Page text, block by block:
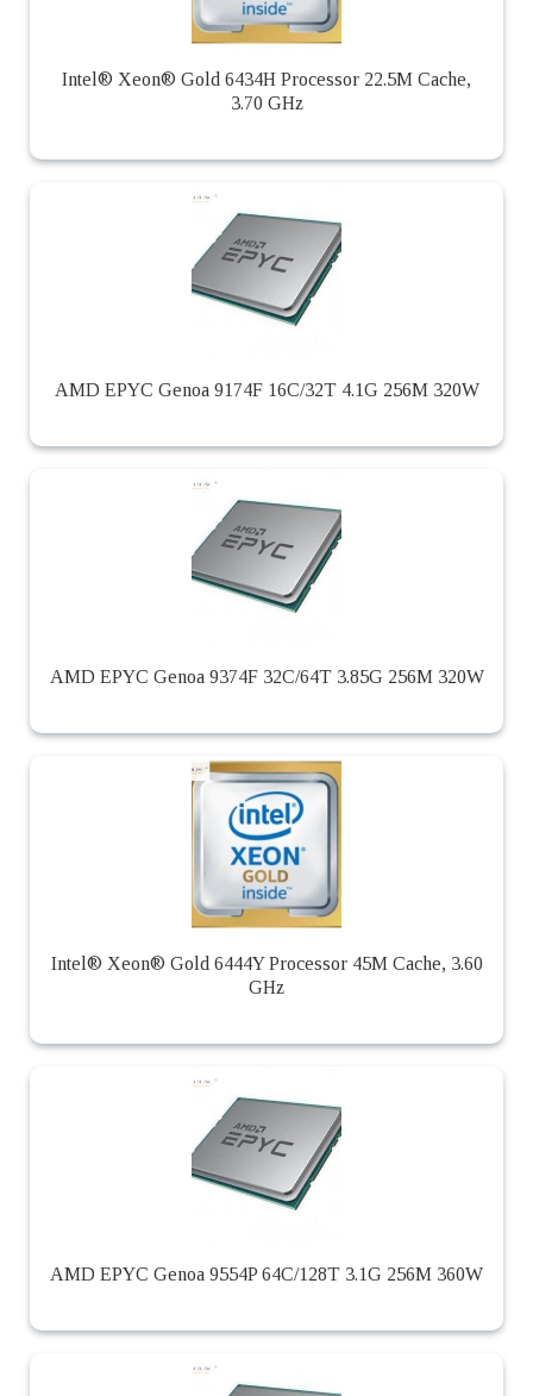
Intel® Xeon® Gold 6434H Processor 22.5M Cache,
3.70 GHz
AMD EPYC Genoa 9174F 16C/32T 4.1G 256M 320W
AMD EPYC Genoa 9374F 32C/64T 3.85G 256M 320W
Intel® Xeon® Gold 6444Y Processor 45M Cache, 3.60
GHz
AMD EPYC Genoa 9554P 64C/128T 3.1G 256M 360W